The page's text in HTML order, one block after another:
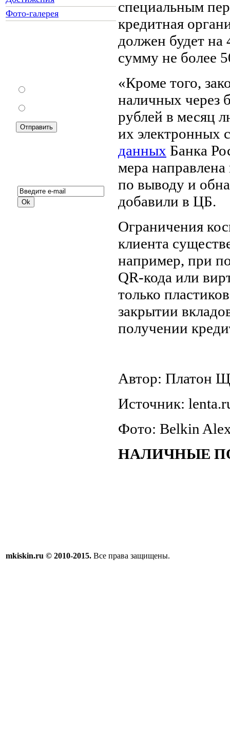
Фото-галерея
специальным
кредитная
должен будет на
сумму не более
«Кроме того,
наличных через
рублей в месяц
их электронных
данных Банка
мера
по выводу и
добавили в ЦБ.
Ограничения
клиента
например, при
QR-кода или
только
закрытии
получении
Автор: Платон
Источник:
Фото: Belkin
НАЛИЧНЫЕ
mkiskin.ru © 2010-2015. Все права защищены.